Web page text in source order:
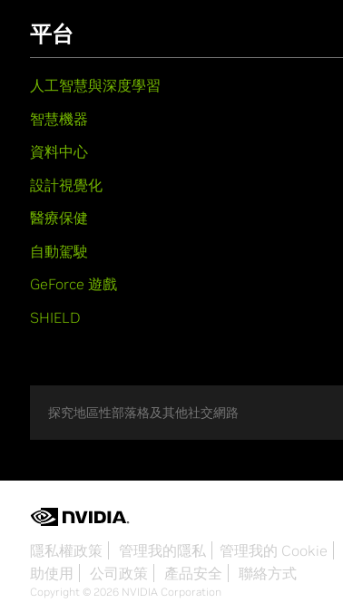
平台
人工智慧與深度學習
智慧機器
資料中心
設計視覺化
醫療保健
自動駕駛
GeForce 遊戲
SHIELD
探究地區性部落格及其他社交網路
隱私權政策 管理我的隱私 管理我的 Cookie
助使用
公司政策 產品安全 聯絡方式
Copyright © 2026 NVIDIA Corporation